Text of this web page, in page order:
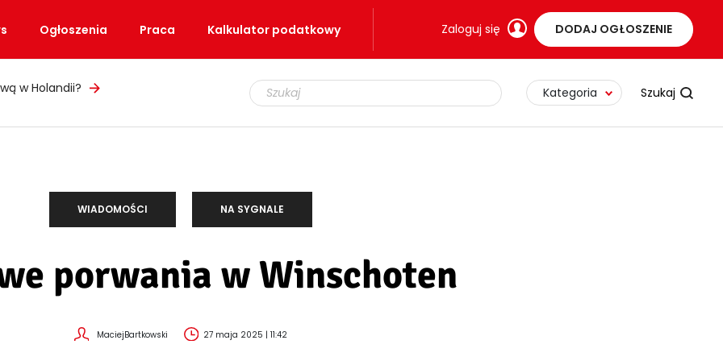
Ogłoszenia Praca Kalkulator podatkowy Zaloguj się DODAJ OGŁOSZENIE
ale teren nadal zamknięty Kategoria
WIADOMOŚCI NA SYGNALE
porwania w Winschoten
MaciejBartkowski 27 maja 2025 | 11:42